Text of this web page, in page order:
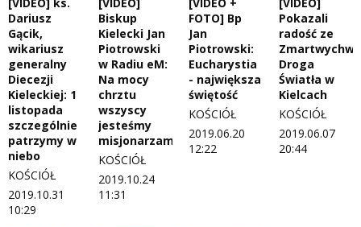
[VIDEO] ks.
Dariusz
Gącik,
wikariusz
generalny
Diecezji
Kieleckiej: 1
listopada
szczególnie
patrzymy w
niebo
KOŚCIÓŁ
2019.10.31
10:29
[VIDEO]
Biskup
Kielecki Jan
Piotrowski
w Radiu eM:
Na mocy
chrztu
wszyscy
jesteśmy
misjonarzami
KOŚCIÓŁ
2019.10.24
11:31
[VIDEO +
FOTO] Bp
Jan
Piotrowski:
Eucharystia
- największa
świętość
KOŚCIÓŁ
2019.06.20
12:22
[VIDEO]
Pokazali
radość ze
Droga
Światła w
Kielcach
KOŚCIÓŁ
2019.06.07
20:44